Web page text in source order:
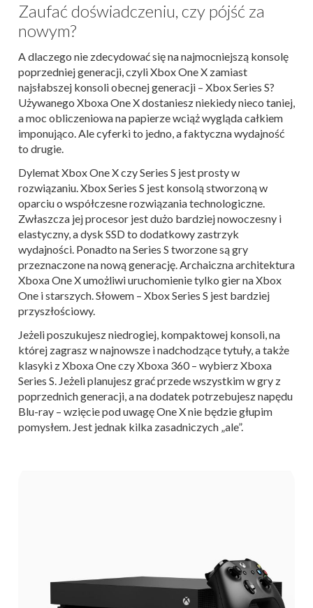
Zaufać doświadczeniu, czy pójść za
nowym?
A dlaczego nie zdecydować się na najmocniejszą konsolę
poprzedniej generacji, czyli Xbox One X zamiast
najsłabszej konsoli obecnej generacji – Xbox Series S?
Używanego Xboxa One X dostaniesz niekiedy nieco taniej,
a moc obliczeniowa na papierze wciąż wygląda całkiem
imponująco. Ale cyferki to jedno, a faktyczna wydajność
to drugie.
Dylemat Xbox One X czy Series S jest prosty w
rozwiązaniu. Xbox Series S jest konsolą stworzoną w
oparciu o współczesne rozwiązania technologiczne.
Zwłaszcza jej procesor jest dużo bardziej nowoczesny i
elastyczny, a dysk SSD to dodatkowy zastrzyk
wydajności. Ponadto na Series S tworzone są gry
przeznaczone na nową generację. Archaiczna architektura
Xboxa One X umożliwi uruchomienie tylko gier na Xbox
One i starszych. Słowem – Xbox Series S jest bardziej
przyszłościowy.
Jeżeli poszukujesz niedrogiej, kompaktowej konsoli, na
której zagrasz w najnowsze i nadchodzące tytuły, a także
klasyki z Xboxa One czy Xboxa 360 – wybierz Xboxa
Series S. Jeżeli planujesz grać przede wszystkim w gry z
poprzednich generacji, a na dodatek potrzebujesz napędu
Blu-ray – wzięcie pod uwagę One X nie będzie głupim
pomysłem. Jest jednak kilka zasadniczych „ale”.